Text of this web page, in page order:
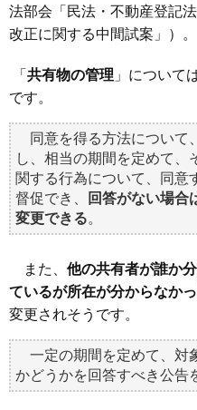
法部会「 民法・不動産登記
改正に関する中間試案 」）。
「 共有物の管理 」について
です。
同意を得る方法について
し、相当の期間を定めて、
関する行為について、同意
督促でき、
回答がない場合
変更できる。
また、 他の共有者が誰か
ているが所在が分からなか
変更されそうです。
一定の期間を定めて、対
かどうかを回答すべき公告